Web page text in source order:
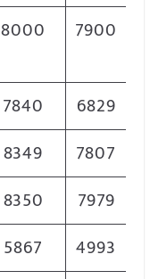
8000 7900
7840
6829
8349
7807
8350
7979
5867
4993